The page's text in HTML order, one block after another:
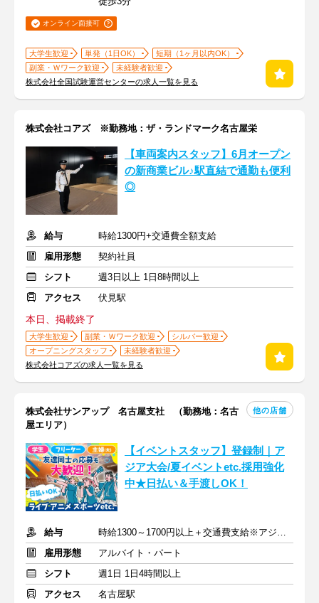
オンライン面接可
大学生歓迎 単発（1日OK）
短期（1ヶ月以内OK）
副業・Ｗワーク歓迎
未経験者歓迎
株式会社全国試験運営センターの求人一覧を見る
株式会社コアズ ※勤務地：ザ・ランドマーク名古屋栄
【車両案内スタッフ】6月オープン
の新商業ビル♪駅直結で通勤も便利
◎
給与
時給1300円+交通費全額支給
雇用形態
契約社員
シフト
週3日以上 1日8時間以上
アクセス
伏見駅
本日、掲載終了
大学生歓迎 副業・Ｗワーク歓迎
シルバー歓迎
オープニングスタッフ
未経験者歓迎
株式会社コアズの求人一覧を見る
株式会社サンアップ 名古屋支社 （勤務地：名古
屋エリア）
他の店舗
【イベントスタッフ】登録制｜ア
ジア大会/夏イベントetc.採用強化
中★日払い＆手渡しOK！
給与
時給1300～1700円以上＋交通費支給※アジア大会手当もあり
雇用形態
アルバイト・パート
シフト
週1日 1日4時間以上
アクセス
名古屋駅